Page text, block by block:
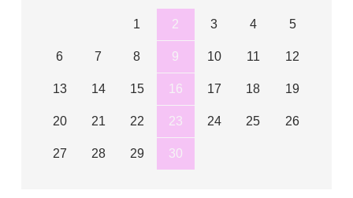
1 2 3 4 5
6 7 8 9 10 11 12
13 14 15 16 17 18 19
20 21 22 23 24 25 26
27 28 29 30